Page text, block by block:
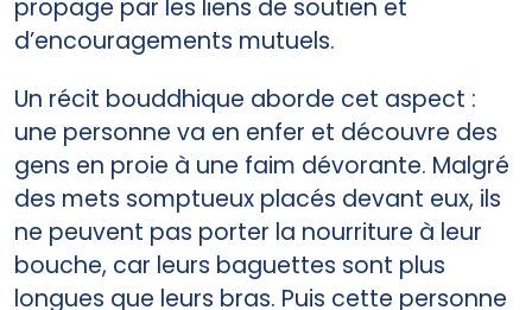
propage par les liens de soutien et
d’encouragements mutuels.
Un récit bouddhique aborde cet aspect :
une personne va en enfer et découvre des
gens en proie à une faim dévorante. Malgré
des mets somptueux placés devant eux, ils
ne peuvent pas porter la nourriture à leur
bouche, car leurs baguettes sont plus
longues que leurs bras. Puis cette personne